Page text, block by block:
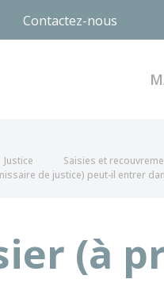
Contactez-nous
Justice
Saisies et
de justice) peut-il entrer
(à